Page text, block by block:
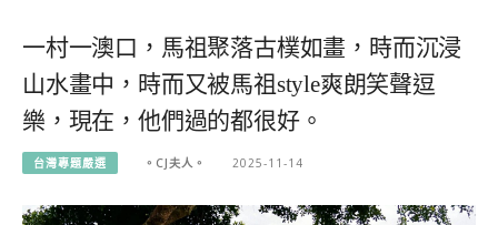
一村一澳口，馬祖聚落古樸如畫，時而沉浸
山水畫中，時而又被馬祖style爽朗笑聲逗
樂，現在，他們過的都很好。
台灣專題嚴選 。CJ夫人。 2025-11-14